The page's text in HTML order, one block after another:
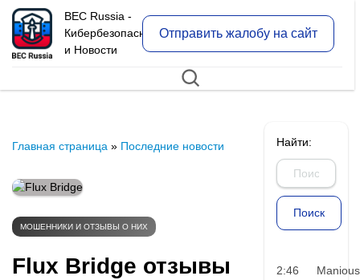
BEC Russia -
Кибербезопасность
и Новости
Отправить жалобу на сайт
Главная страница » Последние новости
МОШЕННИКИ И ОТЗЫВЫ О НИХ
Flux Bridge отзывы
Найти:
2:46
Manious